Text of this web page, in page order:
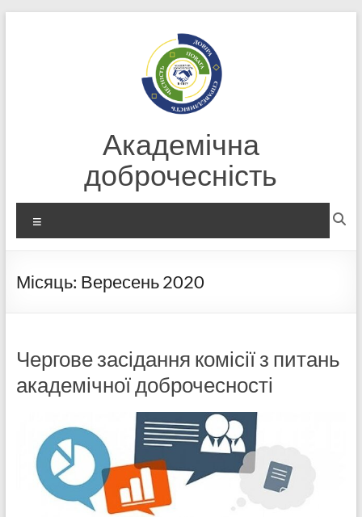
Академічна
доброчесність
Місяць: Вересень 2020
Чергове засідання комісії з питань
академічної доброчесності